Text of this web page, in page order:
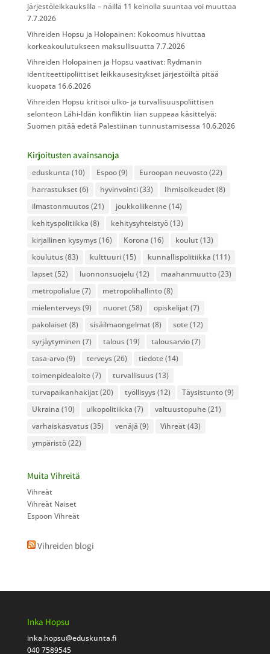
järjestöleikkauksilla – näillä 11 keinolla suuntaa voi muuttaa
7.7.2026
Vihreiden Hopsu ja Holopainen: Kokoomus hivuttaa
korkeakoulutukseen maksullisuutta 7.7.2026
Vihreiden Holopainen ja Hopsu vaativat: Rydmanin
identiteettipoliittiset leikkausesitykset järjestöiltä pitää
kuopata 16.6.2026
Vihreiden Hopsu kritisoi ulko- ja turvallisuuspoliittisen
selonteon Lähi-Idän konfliktin liian suppeaa käsittelyä:
Suomen pitää edetä Palestiinan tunnustamisessa 10.6.2026
Kirjoitusten avainsanoja
eduskunta (10) Espoo(9) Euroopan neuvosto(22)
harrastukset (6) hyvinvointi(33) Ihmisoikeudet (8)
ilmastonmuutos(21) joukkoliikenne(14)
kehityspolitiikka (8) kehitysyhteistyö(13)
kirjallinen kysymys(16) Korona (16) koulut (13)
koulutus(83) kulttuuri(15) kunnallispolitiikka (111)
lapset (52) luonnonsuojelu (12) maahanmuutto(23)
metropolialue(7) metropolihallinto(8)
mielenterveys(9) nuoret (58) opiskelijat (7)
pakolaiset (8) sisäilmaongelmat (8) sote(12)
syrjäytyminen (7) talous(19) talousarvio(7)
tasa-arvo(9) terveys(26) tiedote(14)
toimenpidealoite(7) turvallisuus(13)
turvapaikanhakijat (20) työllisyys(12) Täysistunto(9)
Ukraina (10) ulkopolitiikka (7) valtuustopuhe(21)
varhaiskasvatus(35) venäjä (9) Vihreät (43)
ympäristö(22)
Muita Vihreitä
Vihreät
Vihreät Naiset
Espoon Vihreät
Vihreiden blogi
Inka Hopsu
inka.hopsu@eduskunta.fi
040 7589545